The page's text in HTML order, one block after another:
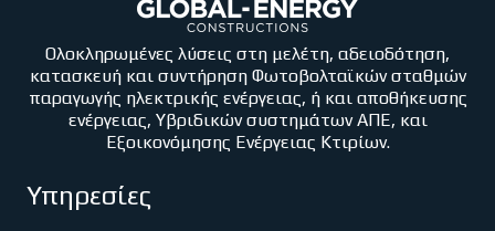
Ολοκληρωμένες λύσεις στη μελέτη, αδειοδότηση,
κατασκευή και συντήρηση Φωτοβολταϊκών σταθμών
παραγωγής ηλεκτρικής ενέργειας, ή και αποθήκευσης
ενέργειας, Υβριδικών συστημάτων ΑΠΕ, και
Εξοικονόμησης Ενέργειας Κτιρίων.
Υπηρεσίες